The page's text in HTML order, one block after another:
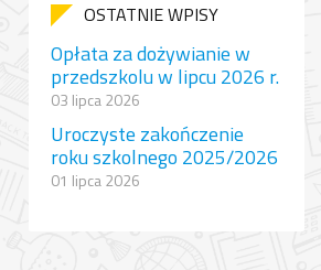
OSTATNIE WPISY
Opłata za dożywianie w
przedszkolu w lipcu 2026 r.
03 lipca 2026
Uroczyste zakończenie
roku szkolnego 2025/2026
01 lipca 2026